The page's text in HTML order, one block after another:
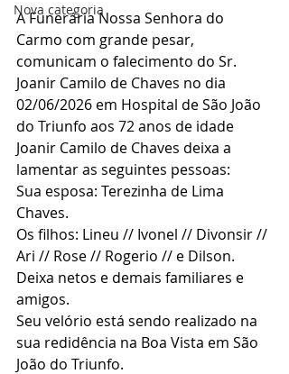
Nova categoria
A Funerária Nossa Senhora do
Carmo com grande pesar,
comunicam o falecimento do Sr.
Joanir Camilo de Chaves no dia
02/06/2026 em Hospital de São João
do Triunfo aos 72 anos de idade
Joanir Camilo de Chaves deixa a
lamentar as seguintes pessoas:
Sua esposa: Terezinha de Lima
Chaves.
Os filhos: Lineu // Ivonel // Divonsir //
Ari // Rose // Rogerio // e Dilson.
Deixa netos e demais familiares e
amigos.
Seu velório está sendo realizado na
sua redidência na Boa Vista em São
João do Triunfo.